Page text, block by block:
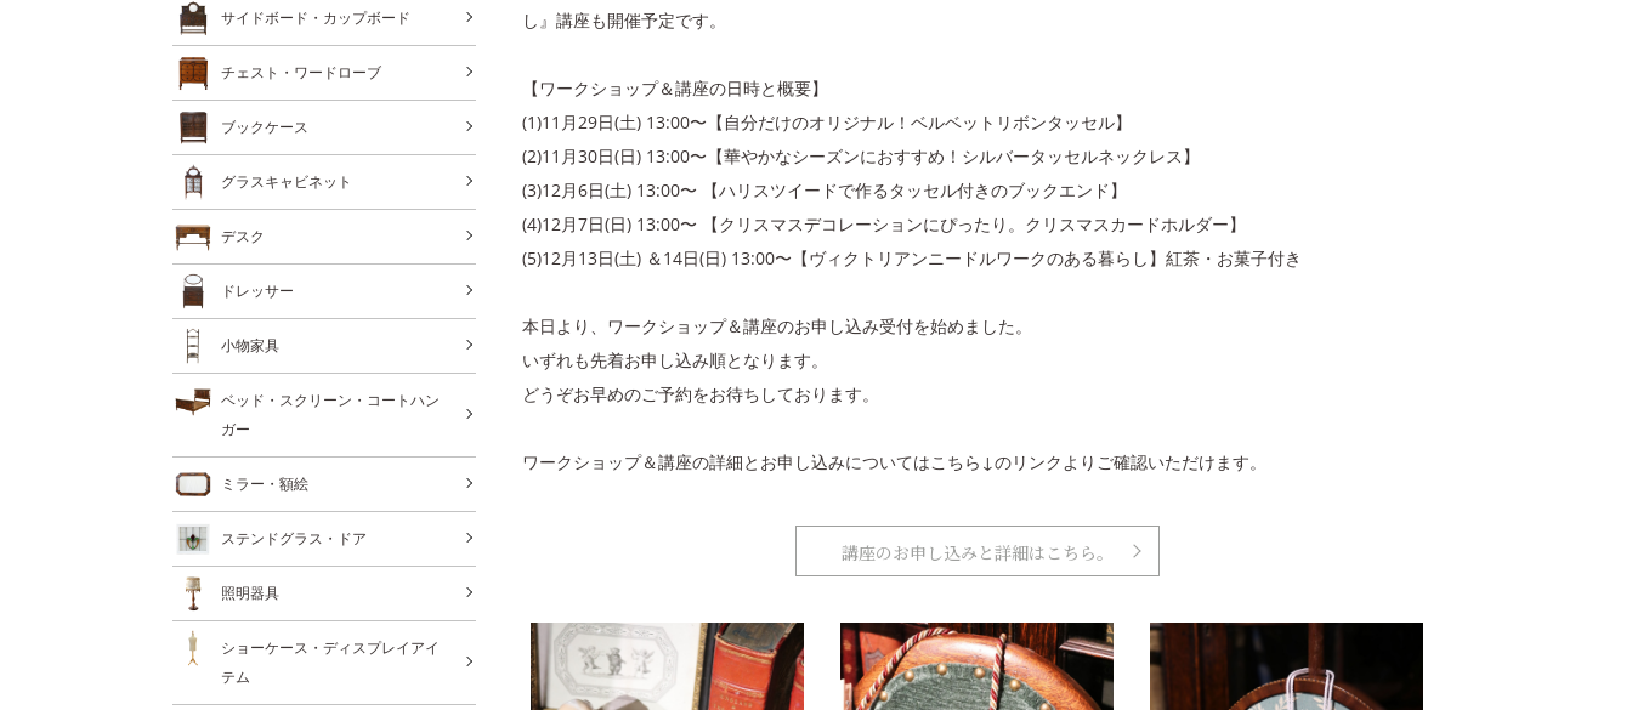
し』講座も開催予定です。
【ワークショップ＆講座の日時と概要】
(1)11月29日(土) 13:00〜【自分だけのオリジナル！ベルベットリボンタッセル】
(2)11月30日(日) 13:00〜【華やかなシーズンにおすすめ！シルバータッセルネックレス】
(3)12月6日(土) 13:00〜 【ハリスツイードで作るタッセル付きのブックエンド】
(4)12月7日(日) 13:00〜 【クリスマスデコレーションにぴったり。クリスマスカードホルダー】
(5)12月13日(土) ＆14日(日) 13:00〜【ヴィクトリアンニードルワークのある暮らし】紅茶・お菓子付き
本日より、ワークショップ＆講座のお申し込み受付を始めました。
いずれも先着お申し込み順となります。
どうぞお早めのご予約をお待ちしております。
ワークショップ＆講座の詳細とお申し込みについてはこちら↓のリンクよりご確認いただけます。
講座のお申し込みと詳細はこちら。
サイドボード・カップボード
チェスト・ワードローブ
ブックケース
グラスキャビネット
デスク
ドレッサー
小物家具
ベッド・スクリーン・コートハン
ガー
ミラー・額絵
ステンドグラス・ドア
照明器具
ショーケース・ディスプレイアイ
テム